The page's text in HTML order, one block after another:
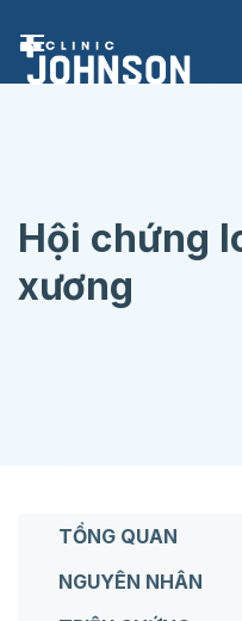
đến
Hội chứng
xương
TỔNG QUAN
NGUYÊN NHÂN